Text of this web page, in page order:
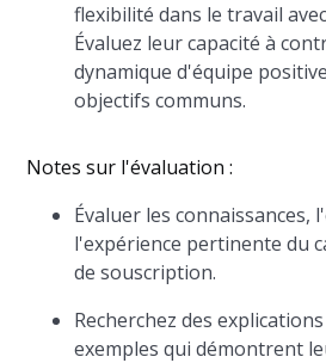
flexibilité dans le travail
Évaluez leur capacité à
dynamique d'équipe
objectifs communs.
Notes sur l'évaluation :
Évaluer les connaissances,
l'expérience pertinente du
de souscription.
Recherchez des
exemples qui démontrent